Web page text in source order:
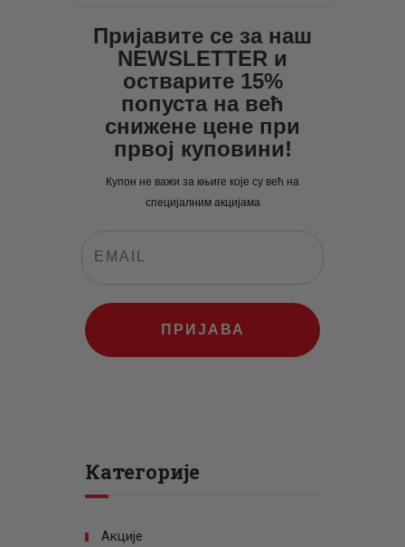
Пријавите се за наш
NEWSLETTER и
остварите 15%
попуста на већ
снижене цене при
првој куповини!
Купон не важи за књиге које су већ на
специјалним акцијама
ПРИЈАВА
Категорије
Акције